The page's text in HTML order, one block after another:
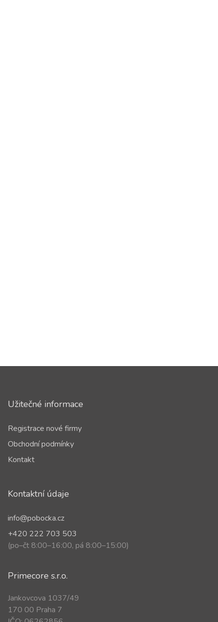
Užitečné informace
Registrace nové firmy
Obchodní podmínky
Kontakt
Kontaktní údaje
info@pobocka.cz
+420 222 703 503
(po–čt 8:00–16:00, pá 8:00–15:00)
Primecore s.r.o.
Jankovcova 1037/49
170 00 Praha 7